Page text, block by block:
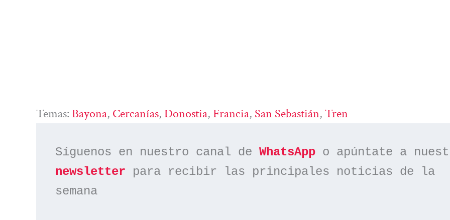
Temas: Bayona, Cercanías, Donostia, Francia, San Sebastián, Tren
Síguenos en nuestro canal de WhatsApp
newsletter para recibir las principales noticias de la
semana